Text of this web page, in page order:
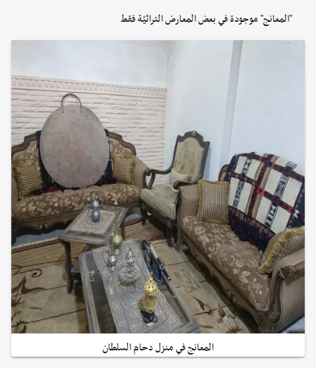
"المعانج" موجودة في بعض المعارض التراثيّة فقط
المعانج في منزل دحام السلطان